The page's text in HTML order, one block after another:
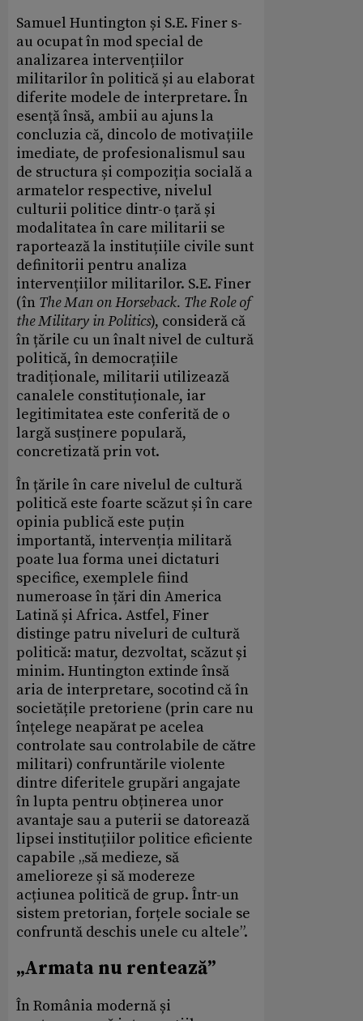
Samuel Huntington și S.E. Finer s-
au ocupat în mod special de
analizarea intervențiilor
militarilor în politică și au elaborat
diferite modele de interpretare. În
esență însă, ambii au ajuns la
concluzia că, dincolo de motivațiile
imediate, de profesionalismul sau
de structura și compoziția socială a
armatelor respective, nivelul
culturii politice dintr-o țară și
modalitatea în care militarii se
raportează la instituțiile civile sunt
definitorii pentru analiza
intervențiilor militarilor. S.E. Finer
(în The Man on Horseback. The Role of
the Military in Politics), consideră că
în țările cu un înalt nivel de cultură
politică, în democrațiile
tradiționale, militarii utilizează
canalele constituționale, iar
legitimitatea este conferită de o
largă susținere populară,
concretizată prin vot.
În țările în care nivelul de cultură
politică este foarte scăzut și în care
opinia publică este puțin
importantă, intervenția militară
poate lua forma unei dictaturi
specifice, exemplele fiind
numeroase în țări din America
Latină și Africa. Astfel, Finer
distinge patru niveluri de cultură
politică: matur, dezvoltat, scăzut și
minim. Huntington extinde însă
aria de interpretare, socotind că în
societățile pretoriene (prin care nu
înțelege neapărat pe acelea
controlate sau controlabile de către
militari) confruntările violente
dintre diferitele grupări angajate
în lupta pentru obținerea unor
avantaje sau a puterii se datorează
lipsei instituțiilor politice eficiente
capabile „să medieze, să
amelioreze și să modereze
acțiunea politică de grup. Într-un
sistem pretorian, forțele sociale se
confruntă deschis unele cu altele”.
„Armata nu rentează”
În România modernă și